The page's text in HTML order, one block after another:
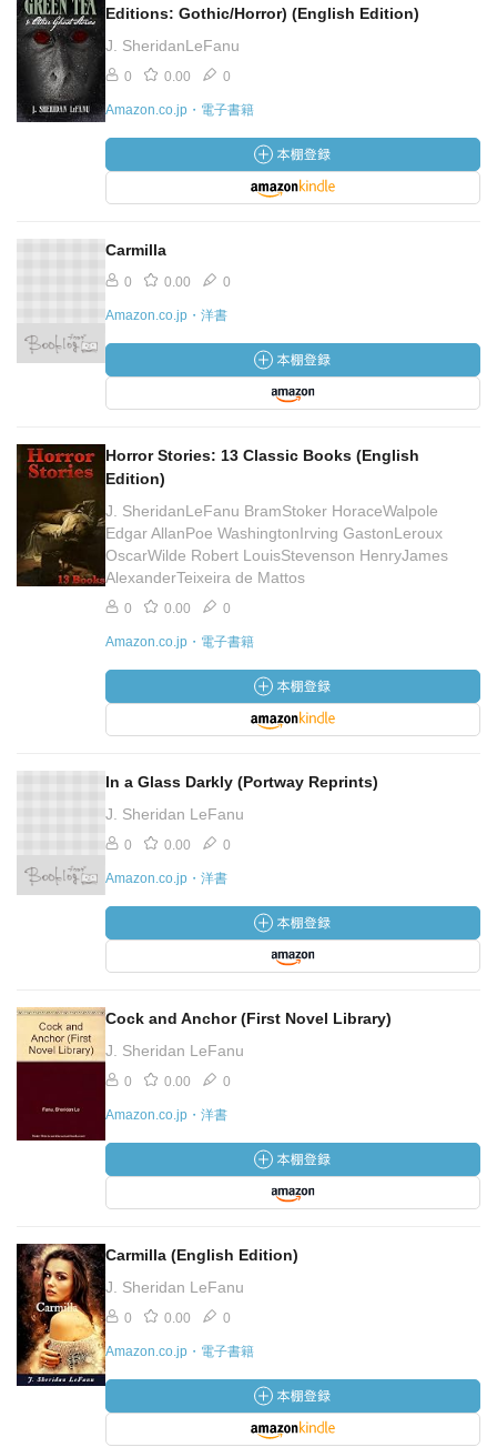
Editions: Gothic/Horror) (English Edition)
J. SheridanLeFanu
0 0.00 0
Amazon.co.jp・電子書籍
Carmilla
0 0.00 0
Amazon.co.jp・洋書
Horror Stories: 13 Classic Books (English
Edition)
J. SheridanLeFanu BramStoker HoraceWalpole
Edgar AllanPoe WashingtonIrving GastonLeroux
OscarWilde Robert LouisStevenson HenryJames
AlexanderTeixeira de Mattos
0 0.00 0
Amazon.co.jp・電子書籍
In a Glass Darkly (Portway Reprints)
J. Sheridan LeFanu
0 0.00 0
Amazon.co.jp・洋書
Cock and Anchor (First Novel Library)
J. Sheridan LeFanu
0 0.00 0
Amazon.co.jp・洋書
Carmilla (English Edition)
J. Sheridan LeFanu
0 0.00 0
Amazon.co.jp・電子書籍